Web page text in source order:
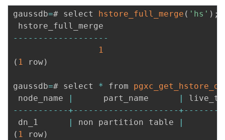
gaussdb=# select hstore_full_merge ( 'hs' ) ;
-- -- -- -- -- -- -- -- -- -
1
( 1 row)
gaussdb=# select * from
node_name
      part_name
-- -- -- -- -- -+-- -- -- -- -- -- -- -- -- -- -+-- -- -- --
dn_1
non partition table
( 1 row)